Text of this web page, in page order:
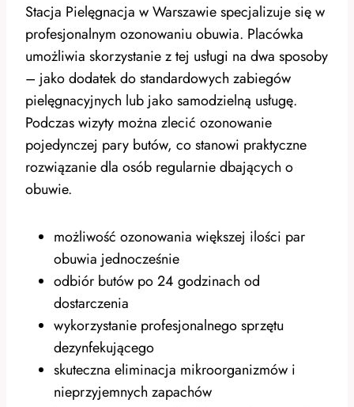
Stacja Pielęgnacja w Warszawie specjalizuje się w
profesjonalnym ozonowaniu obuwia. Placówka
umożliwia skorzystanie z tej usługi na dwa sposoby
– jako dodatek do standardowych zabiegów
pielęgnacyjnych lub jako samodzielną usługę.
Podczas wizyty można zlecić ozonowanie
pojedynczej pary butów, co stanowi praktyczne
rozwiązanie dla osób regularnie dbających o
obuwie.
możliwość ozonowania większej ilości par
obuwia jednocześnie
odbiór butów po 24 godzinach od
dostarczenia
wykorzystanie profesjonalnego sprzętu
dezynfekującego
skuteczna eliminacja mikroorganizmów i
nieprzyjemnych zapachów